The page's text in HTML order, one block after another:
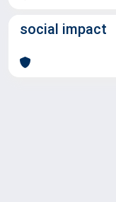
social impact